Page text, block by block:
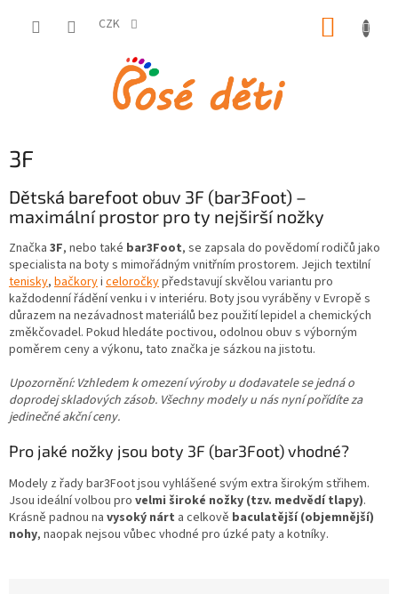
CZK
3F
Dětská barefoot obuv 3F (bar3Foot) –
maximální prostor pro ty nejširší nožky
Značka 3F, nebo také bar3Foot, se zapsala do povědomí rodičů jako
specialista na boty s mimořádným vnitřním prostorem. Jejich textilní
tenisky, bačkoryi celoročkypředstavují skvělou variantu pro
každodenní řádění venku i v interiéru. Boty jsou vyráběny v Evropě s
důrazem na nezávadnost materiálů bez použití lepidel a chemických
změkčovadel. Pokud hledáte poctivou, odolnou obuv s výborným
poměrem ceny a výkonu, tato značka je sázkou na jistotu.
Upozornění: Vzhledem k omezení výroby u dodavatele se jedná o
doprodej skladových zásob. Všechny modely u nás nyní pořídíte za
jedinečné akční ceny.
Pro jaké nožky jsou boty 3F (bar3Foot) vhodné?
Modely z řady bar3Foot jsou vyhlášené svým extra širokým střihem.
Jsou ideální volbou pro velmi široké nožky (tzv. medvědí tlapy).
Krásně padnou na vysoký nárt a celkově baculatější (objemnější)
nohy, naopak nejsou vůbec vhodné pro úzké paty a kotníky.